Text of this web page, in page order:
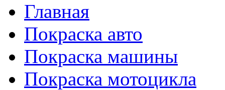
Главная
Покраска авто
Покраска машины
Покраска мотоцикла